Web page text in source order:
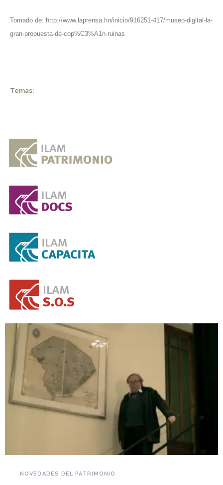
Tomado de: http://www.laprensa.hn/inicio/916251-417/museo-digital-la-
gran-propuesta-de-cop%C3%A1n-ruinas
Temas:
NOVEDADES DEL PATRIMONIO